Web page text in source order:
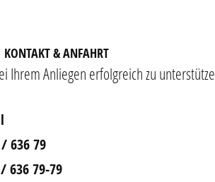
KONTAKT & ANFAHRT
Ihrem Anliegen erfolgreich zu
636 79
636 79-79